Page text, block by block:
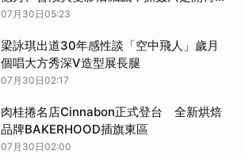
菜，揭開豪門婚姻背後的血腥密謀
07月30日05:23
梁詠琪出道30年感性談「空中飛人」歲月
個唱大方秀深V造型展長腿
07月30日02:17
肉桂捲名店Cinnabon正式登台 全新烘焙
品牌BAKERHOOD插旗東區
07月30日02:00